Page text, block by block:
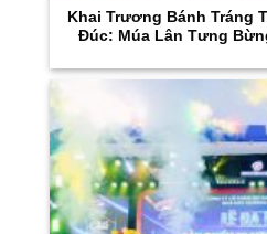
Khai Trương Bánh Tráng
Đúc: Múa Lân Tưng